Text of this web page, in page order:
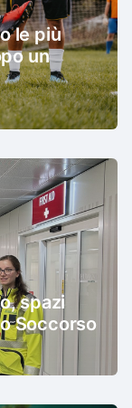
le più
un
spazi
Soccorso